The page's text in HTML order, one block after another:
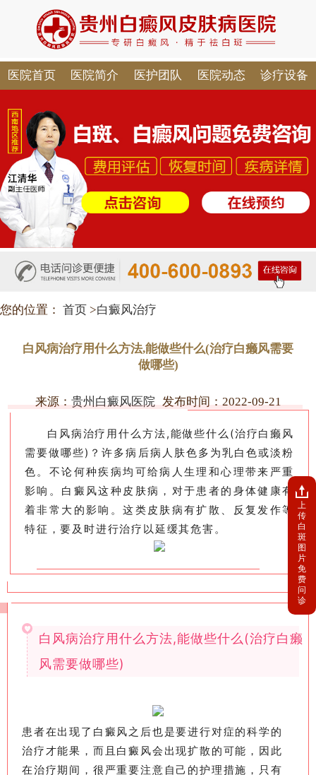
医院首页 医院简介 医护团队 医院动态 诊疗设备
您的位置： 首页 >白癜风治疗
白风病治疗用什么方法,能做些什么(治疗白癞风需要
做哪些)
来源： 贵州白癜风医院 发布时间：2022-09-21
白风病治疗用什么方法,能做些什么(治疗白癞风
需要做哪些)？许多病后病人肤色多为乳白色或淡粉
色。不论何种疾病均可给病人生理和心理带来严重
影响。白癜风这种皮肤病，对于患者的身体健康有
着非常大的影响。这类皮肤病有扩散、反复发作等
特征，要及时进行治疗以延缓其危害。
白风病治疗用什么方法,能做些什么(治疗白癞
风需要做哪些)
患者在出现了白癜风之后也是要进行对症的科学的
治疗才能果，而且白癜风会出现扩散的可能，因此
在治疗期间，很严重要注意自己的护理措施，只有
上
传
白
斑
图
片
免
费
问
诊